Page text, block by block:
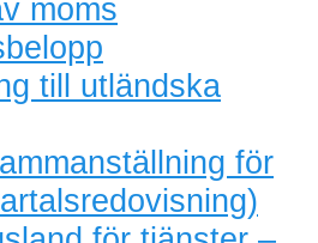
moms
till utländska
för